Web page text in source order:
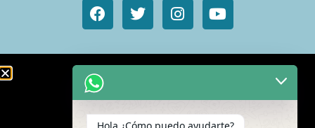
Animales de cine y TV